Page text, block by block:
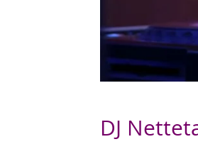
DJ